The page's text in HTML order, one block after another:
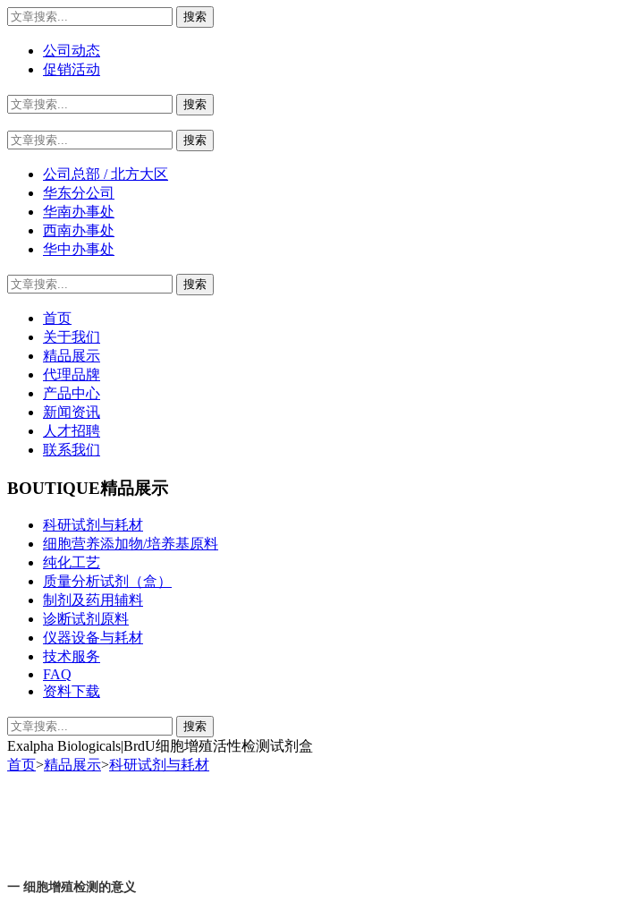
公司动态
促销活动
公司总部 / 北方大区
华东分公司
华南办事处
西南办事处
华中办事处
首页
关于我们
精品展示
代理品牌
产品中心
新闻资讯
人才招聘
联系我们
BOUTIQUE精品展示
科研试剂与耗材
细胞营养添加物/培养基原料
纯化工艺
质量分析试剂（盒）
制剂及药用辅料
诊断试剂原料
仪器设备与耗材
技术服务
FAQ
资料下载
Exalpha Biologicals|BrdU细胞增殖活性检测试剂盒
首页>精品展示>科研试剂与耗材
一 细胞增殖检测 的意义